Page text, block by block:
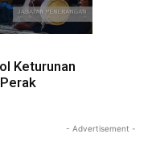
Keturunan
- Advertisement -